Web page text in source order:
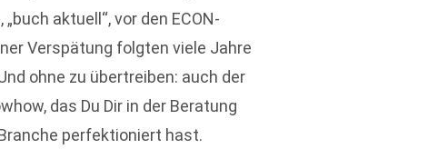
aktuell“, vor den ECON-
Verspätung folgten viele Jahre
ohne zu übertreiben: auch der
das Du Dir in der Beratung
perfektioniert hast.